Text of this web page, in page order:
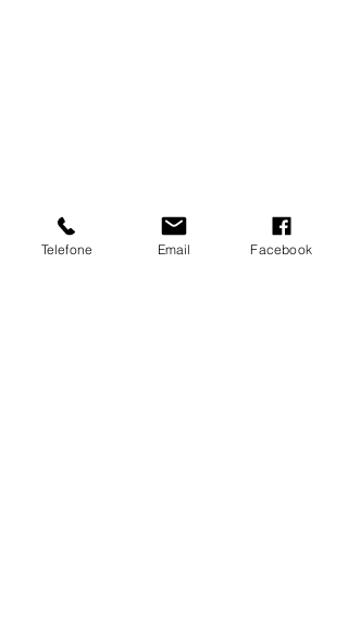
Telefone Email Facebook